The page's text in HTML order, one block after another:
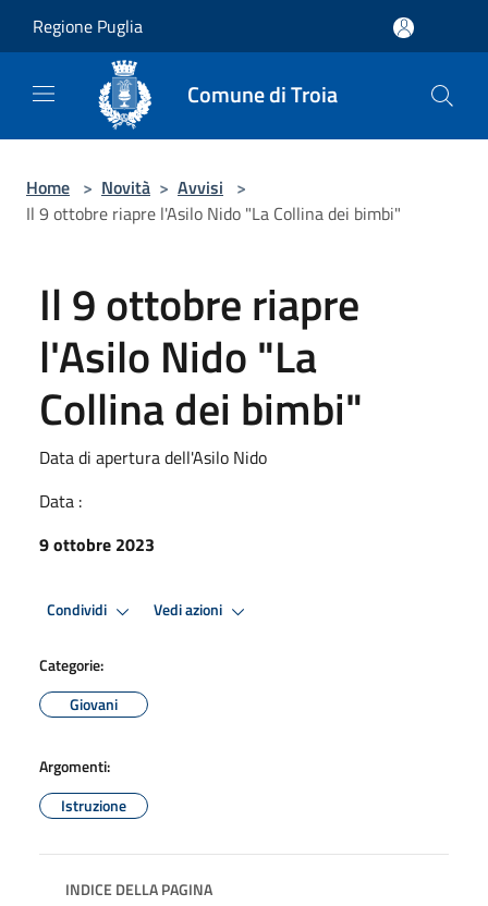
Regione Puglia
Comune di Troia
Home > Novità > Avvisi >
Il 9 ottobre riapre l'Asilo Nido "La Collina dei bimbi"
Il 9 ottobre riapre
l'Asilo Nido "La
Collina dei bimbi"
Data di apertura dell'Asilo Nido
Data :
9 ottobre 2023
Condividi Vedi azioni
Categorie:
Giovani
Argomenti:
Istruzione
INDICE DELLA PAGINA